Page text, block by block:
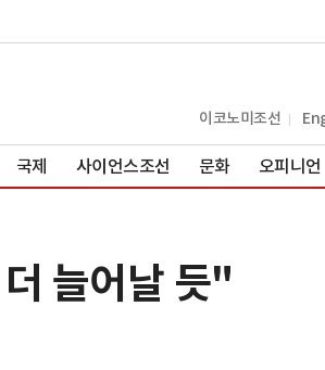
이코노미조선
국제 사이언스조선 문화 오피니언
늘어날 듯"